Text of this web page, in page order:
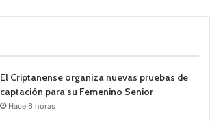
El Criptanense organiza nuevas pruebas de
captación para su Femenino Senior
Hace 6 horas